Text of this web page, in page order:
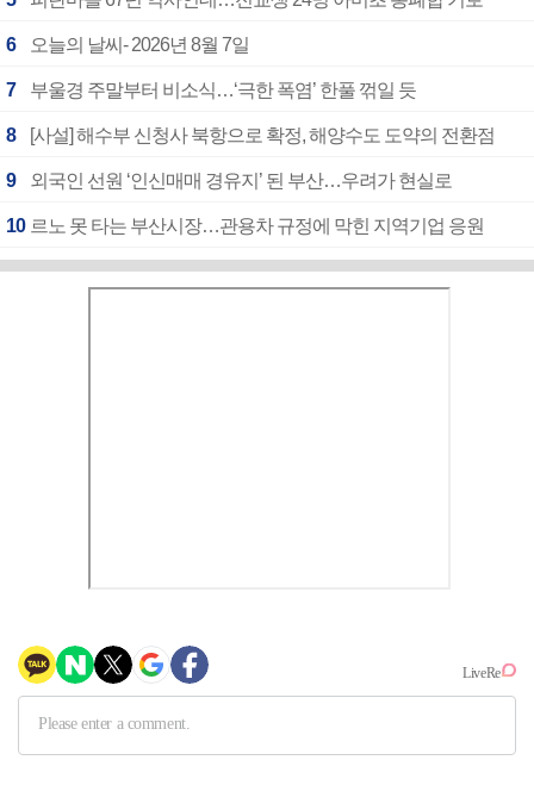
6 오늘의 날씨- 2026년 8월 7일
7 부울경 주말부터 비소식…‘극한 폭염’ 한풀 꺾일 듯
8 [사설] 해수부 신청사 북항으로 확정, 해양수도 도약의 전환점
9 외국인 선원 ‘인신매매 경유지’ 된 부산…우려가 현실로
10 르노 못 타는 부산시장…관용차 규정에 막힌 지역기업 응원